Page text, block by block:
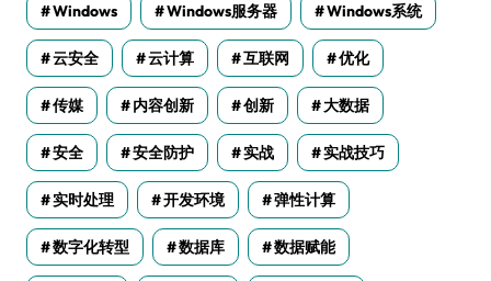
Windows Windows服务器 Windows系统
云安全 云计算 互联网 优化
传媒 内容创新 创新 大数据
安全 安全防护 实战 实战技巧
实时处理 开发环境 弹性计算
数字化转型 数据库 数据赋能